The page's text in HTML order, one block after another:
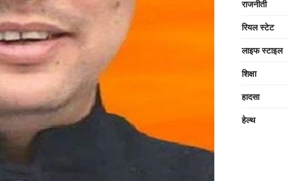
राजनीती
रियल स्टेट
लाइफ स्टाइल
शिक्षा
हादसा
हेल्थ